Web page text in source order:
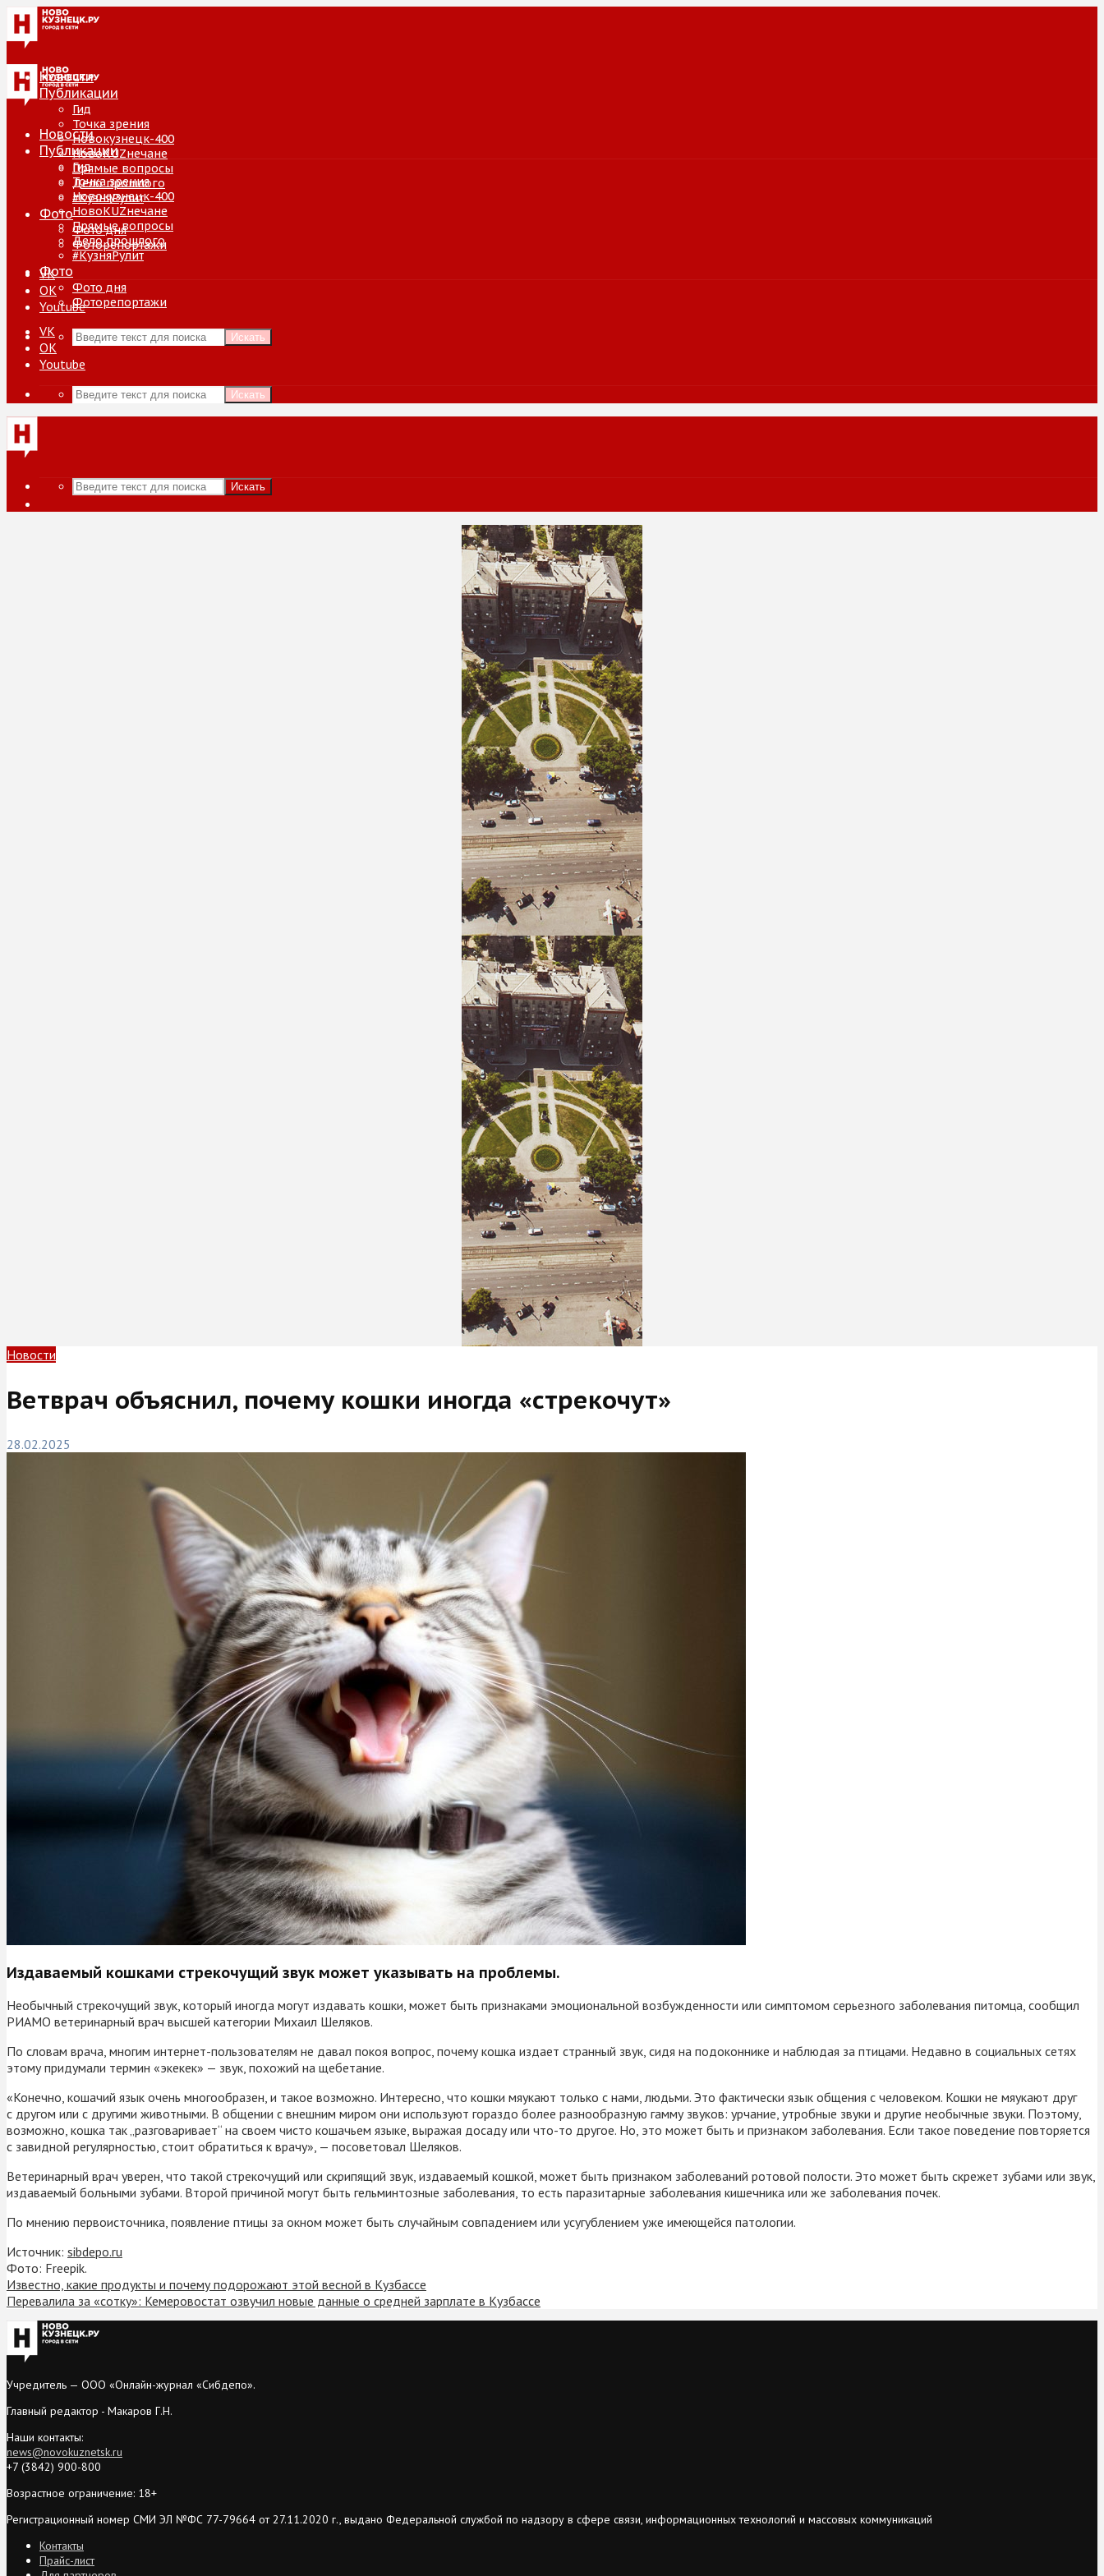
Новости
Публикации
Гид
Точка зрения
Новокузнецк-400
НовоKUZнечане
Прямые вопросы
Дело прошлого
#КузняРулит
Фото
Фото дня
Фоторепортажи
VK
ОК
Youtube
Искать
Новости
Публикации
Гид
Точка зрения
Новокузнецк-400
НовоKUZнечане
Прямые вопросы
Дело прошлого
#КузняРулит
Фото
Фото дня
Фоторепортажи
VK
ОК
Youtube
Искать
Искать
Новости
Ветврач объяснил, почему кошки иногда «стрекочут»
28.02.2025
Издаваемый кошками стрекочущий звук может указывать на проблемы.
Необычный стрекочущий звук, который иногда могут издавать кошки, может быть признаками эмоциональной возбужденности или симптомом серьезного заболевания питомца, сообщил
РИАМО ветеринарный врач высшей категории Михаил Шеляков.
По словам врача, многим интернет-пользователям не давал покоя вопрос, почему кошка издает странный звук, сидя на подоконнике и наблюдая за птицами. Недавно в социальных сетях
этому придумали термин «экекек» — звук, похожий на щебетание.
«Конечно, кошачий язык очень многообразен, и такое возможно. Интересно, что кошки мяукают только с нами, людьми. Это фактически язык общения с человеком. Кошки не мяукают друг
с другом или с другими животными. В общении с внешним миром они используют гораздо более разнообразную гамму звуков: урчание, утробные звуки и другие необычные звуки. Поэтому,
возможно, кошка так „разговаривает“ на своем чисто кошачьем языке, выражая досаду или что-то другое. Но, это может быть и признаком заболевания. Если такое поведение повторяется
с завидной регулярностью, стоит обратиться к врачу», — посоветовал Шеляков.
Ветеринарный врач уверен, что такой стрекочущий или скрипящий звук, издаваемый кошкой, может быть признаком заболеваний ротовой полости. Это может быть скрежет зубами или звук,
издаваемый больными зубами. Второй причиной могут быть гельминтозные заболевания, то есть паразитарные заболевания кишечника или же заболевания почек.
По мнению первоисточника, появление птицы за окном может быть случайным совпадением или усугублением уже имеющейся патологии.
Источник: sibdepo.ru
Фото: Freepik.
Известно, какие продукты и почему подорожают этой весной в Кузбассе
Перевалила за «сотку»: Кемеровостат озвучил новые данные о средней зарплате в Кузбассе
Учредитель — ООО «Онлайн-журнал «Сибдепо».
Главный редактор - Макаров Г.Н.
Наши контакты:
news@novokuznetsk.ru
+7 (3842) 900-800
Возрастное ограничение: 18+
Регистрационный номер СМИ ЭЛ №ФС 77-79664 от 27.11.2020 г., выдано Федеральной службой по надзору в сфере связи, информационных технологий и массовых коммуникаций
Контакты
Прайс-лист